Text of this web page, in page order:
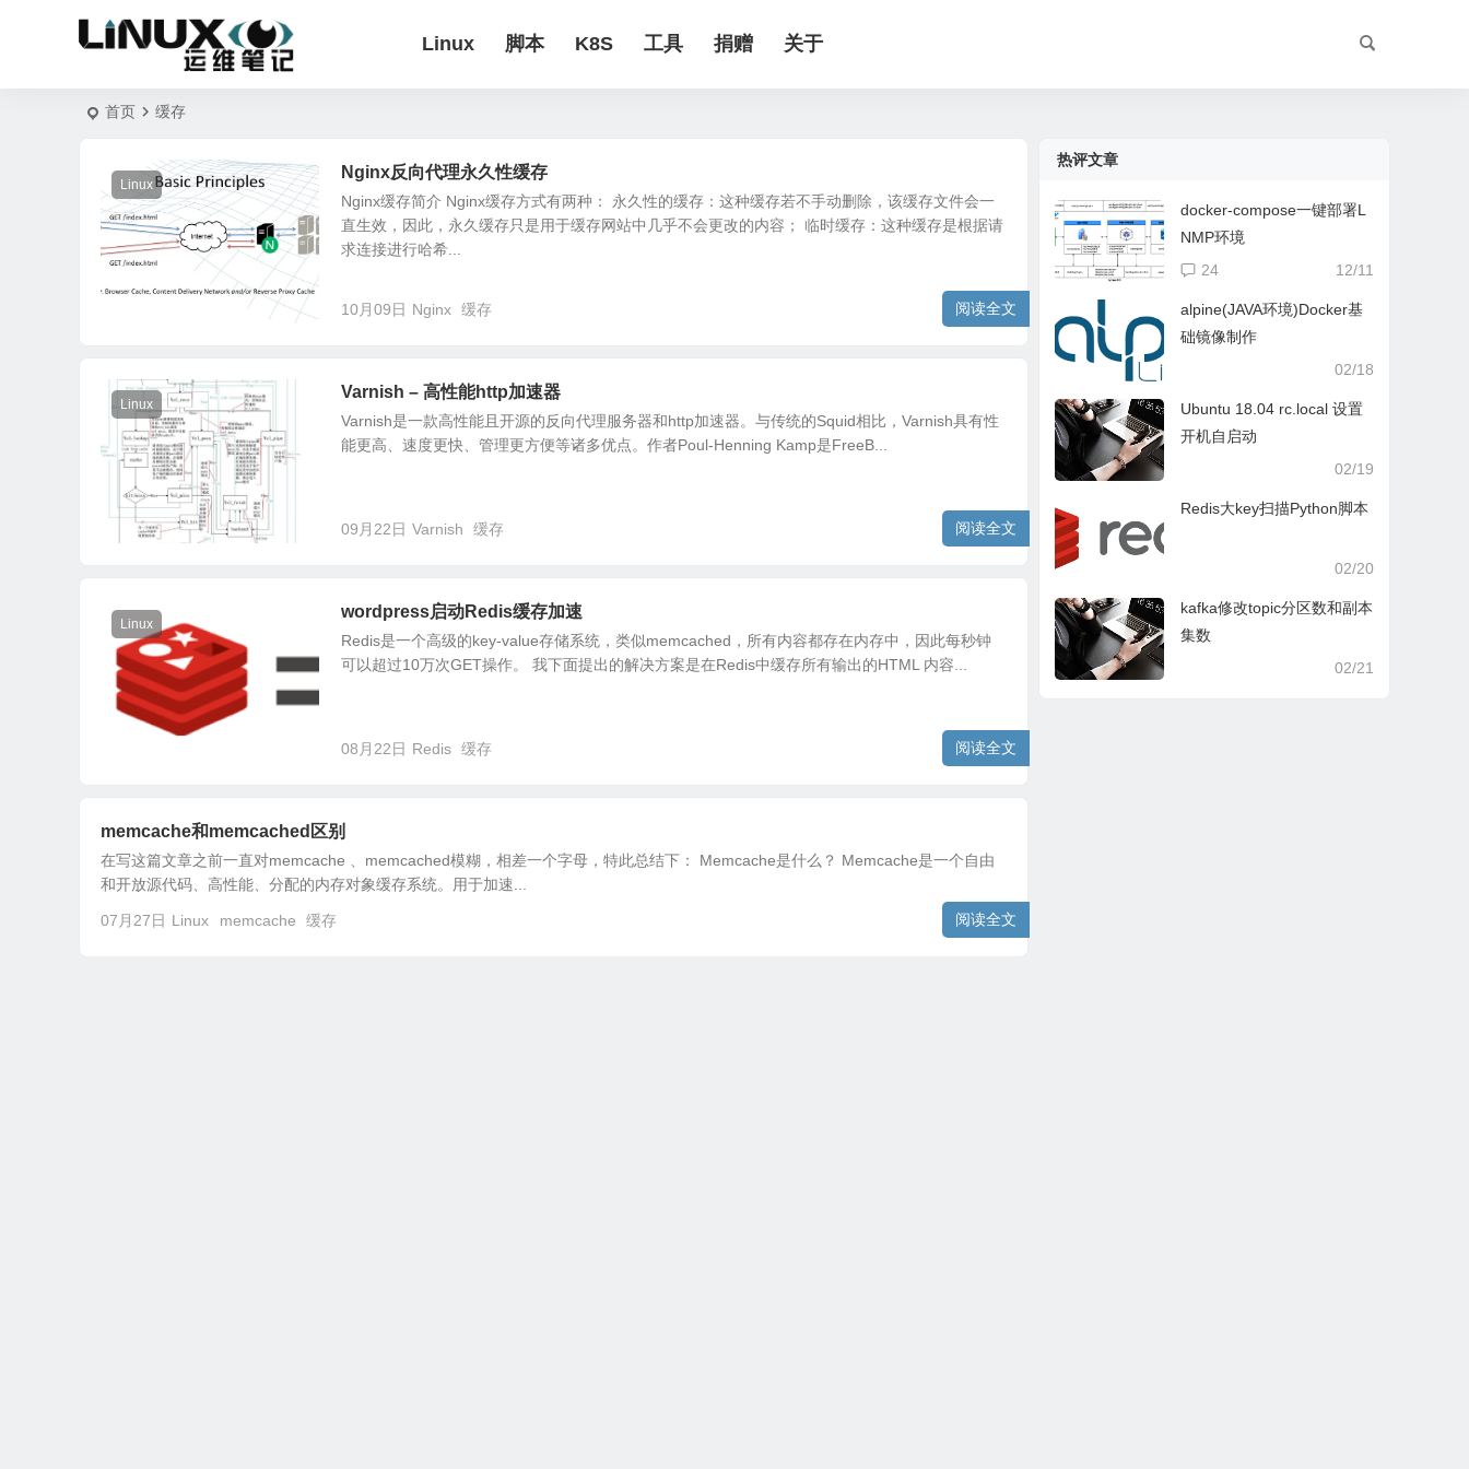
Linux 脚本 K8S 工具 捐赠 关于
首页 缓存
Linux
Nginx反向代理永久性缓存
Nginx缓存简介 Nginx缓存方式有两种： 永久性的缓存：这种缓存若不手动删除，该缓存文件会一
直生效，因此，永久缓存只是用于缓存网站中几乎不会更改的内容； 临时缓存：这种缓存是根据请
求连接进行哈希...
10月09日 Nginx 缓存 阅读全文
Linux
Varnish – 高性能http加速器
Varnish是一款高性能且开源的反向代理服务器和http加速器。与传统的Squid相比，Varnish具有性
能更高、速度更快、管理更方便等诸多优点。作者Poul-Henning Kamp是FreeB...
09月22日 Varnish 缓存 阅读全文
Linux
wordpress启动Redis缓存加速
Redis是一个高级的key-value存储系统，类似memcached，所有内容都存在内存中，因此每秒钟
可以超过10万次GET操作。 我下面提出的解决方案是在Redis中缓存所有输出的HTML 内容...
08月22日 Redis 缓存 阅读全文
memcache和memcached区别
在写这篇文章之前一直对memcache 、memcached模糊，相差一个字母，特此总结下： Memcache是什么？ Memcache是一个自由
和开放源代码、高性能、分配的内存对象缓存系统。用于加速...
07月27日 Linux memcache 缓存 阅读全文
热评文章
docker-compose一键部署L
NMP环境
12/11
24
alpine(JAVA环境)Docker基
础镜像制作
02/18
Ubuntu 18.04 rc.local 设置
开机自启动
02/19
Redis大key扫描Python脚本
02/20
kafka修改topic分区数和副本
集数
02/21